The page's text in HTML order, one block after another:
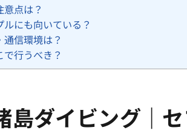
点は？
にも向いている？
信環境は？
行うべき？
島ダイビング｜